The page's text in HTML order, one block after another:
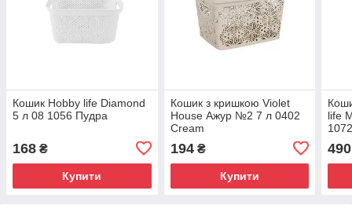
Кошик Hobby life Diamond
5 л 08 1056 Пудра
168 ₴
Купити
Кошик з кришкою Violet
House Ажур №2 7 л 0402
Cream
194₴
Купити
life
490